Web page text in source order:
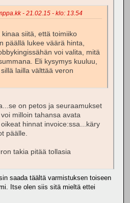
- 21.02.15 - klo: 13.54
siitä, että toimiiko
päällä lukee väärä hinta,
voi valita, mitä
Eli kysymys kuuluu,
lailla välttää veron
on petos ja seuraamukset
milloin tahansa avata
hinnat invoice:ssa...käry
päälle.
takia pitää tollasia
saada täältä varmistuksen toiseen
Itse olen siis sitä mieltä ettei